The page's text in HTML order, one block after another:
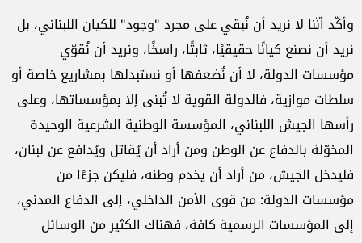
وأكّد أنّنا لا نريد أن نُبقي على مجرد "وجود" للكيان اللبناني، بل
نريد أن نصنع كيانًا حقيقيًا، ثابتًا، راسخًا، ونريد أن نُقوّي
مؤسسات الدولة، لا أن نُضعفها أو نستبدلها بمشاريع خاصة أو
سلطات موازية، فالدولة القوية لا تُبنى إلا بمؤسساتها، وعلى
رأسها الجيش اللبناني، المؤسسة الوطنية الشرعية الوحيدة
المخوّلة بالدفاع عن الوطن ومن أراد أن يُقاتل ويُدافع عن لبنان،
فليدخل الجيش، من أراد أن يخدم وطنه، فليكن جزءًا من
مؤسسات الدولة: من قوى الأمن الداخلي، إلى الدفاع المدني،
إلى المؤسسات الرسمية كافة، فهناك الكثير من الوسائل